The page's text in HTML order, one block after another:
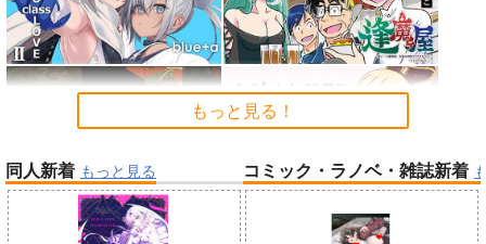
魔王マーラ煩悩学園 ～勇者、教師に
時々ボソッとロシア語でデレる勇者
のアーリャさん
帝国機神ヴォルカミオン 2 ふかふかダンジョン攻略記 19
「ポケモン feat. 初音ミク VO
LTAGE Live！」Blu-ray特装 Peachful Story(通常盤)/桃鈴
もっと見る！
同人新着 もっと見る コミック・ラノベ・雑誌新着